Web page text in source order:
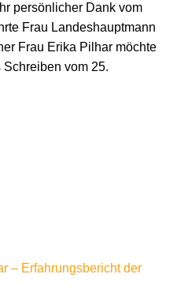
persönlicher Dank vom
Frau Landeshauptmann
Frau Erika Pilhar möchte
vom 25.
– Erfahrungsbericht der